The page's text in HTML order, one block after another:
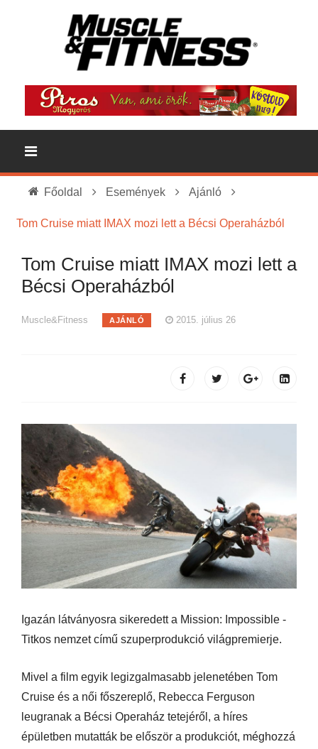
Főoldal Események Ajánló
Tom Cruise miatt IMAX mozi lett a Bécsi Operaházból
Tom Cruise miatt IMAX mozi lett a
Bécsi Operaházból
Muscle&Fitness AJÁNLÓ 2015. július 26
Igazán látványosra sikeredett a Mission: Impossible -
Titkos nemzet című szuperprodukció világpremierje.
Mivel a film egyik legizgalmasabb jelenetében Tom
Cruise és a női főszereplő, Rebecca Ferguson
leugranak a Bécsi Operaház tetejéről, a híres
épületben mutatták be először a produkciót, méghozzá